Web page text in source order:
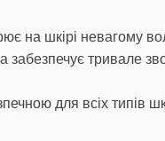
на шкірі невагому
забезпечує тривале
для всіх типів